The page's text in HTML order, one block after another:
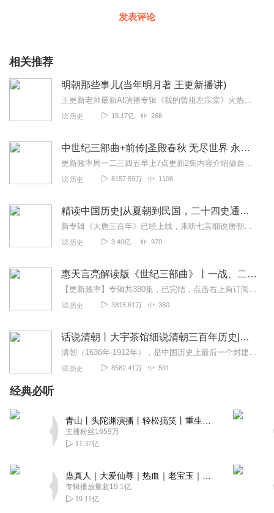
发表评论
相关推荐
明朝那些事儿(当年明月著 王更新播讲)
王更新老师最新AI演播专辑《我的曾祖左宗棠》火热更新中！从曾孙视角看帝国脊梁左宗棠的B面人生！【大咖推荐】明月的写作不仅笔锋活泼幽默，而且加进了自己的感悟，这就...
历史 15.17亿 268
中世纪三部曲+前传|圣殿春秋 无尽世界 永恒火焰 暗夜与黎明|惠天言亮解读版
更新频率周一二三四五早上7点更新2集内容介绍做自己喜欢的事，直到世界为你改变。言亮、惠天，为你解读世界级畅销IP--肯·福莱特《中世纪三部曲》+前传《暗夜与...
历史 8157.59万 1106
精读中国历史|从夏朝到民国，二十四史通史解析，中华上下五千年
新专辑《大唐三百年》已经上线，来听七言细说唐朝三百年历史吧。点击即可跳转收听。【精读中国历史】立足正史，现代阐释。溯本清源，守正创新。比小说还精彩的正说中国历...
历史 3.40亿 970
惠天言亮解读版《世纪三部曲》丨一战、二战、冷战
【更新频率】专辑共380集，已完结，点击右上角订阅按钮，VIP免费听！【社群福利】2024熊猫君听书社群全新升级，欢迎熊猫君的粉丝听友们入群交流，更多新鲜玩法和...
历史 3815.61万 380
话说清朝丨大宇茶馆细说清朝三百年历史|从努尔哈赤到末代皇帝溥仪|康熙雍正乾隆
清朝（1636年-1912年），是中国历史上最后一个封建王朝，共传十二帝，统治者为爱新觉罗氏。从努尔哈赤建立后金起，总计296年。从皇太极改国号为清起，国祚27...
历史 8582.41万 501
经典必听
主播粉丝1659万
11.37亿
专辑播放量超19.1亿
19.11亿